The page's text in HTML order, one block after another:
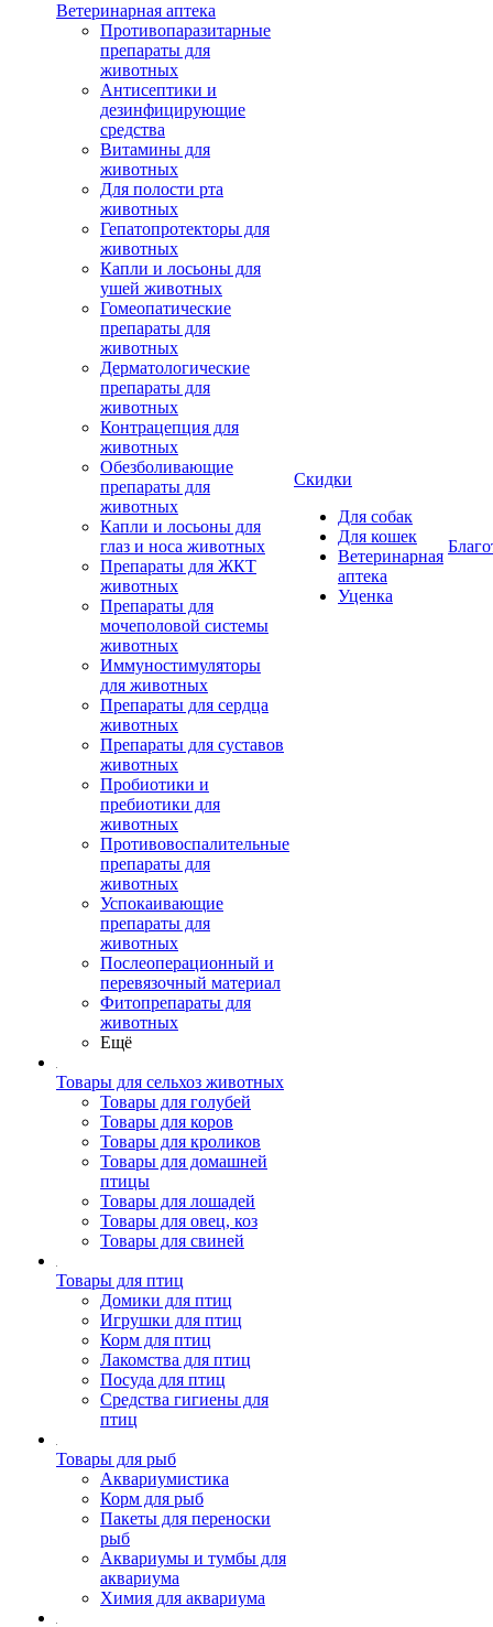
Ветеринарная аптека
Противопаразитарные
препараты для
животных
Антисептики и
дезинфицирующие
средства
Витамины для
животных
Для полости рта
животных
Гепатопротекторы для
животных
Капли и лосьоны для
ушей животных
Гомеопатические
препараты для
животных
Дерматологические
препараты для
животных
Контрацепция для
животных
Обезболивающие
препараты для
животных
Капли и лосьоны для
глаз и носа животных
Препараты для ЖКТ
животных
Препараты для
мочеполовой системы
животных
Иммуностимуляторы
для животных
Препараты для сердца
животных
Препараты для суставов
животных
Пробиотики и
пребиотики для
животных
Противовоспалительные
препараты для
животных
Успокаивающие
препараты для
животных
Послеоперационный и
перевязочный материал
Фитопрепараты для
животных
Ещё
Товары для сельхоз животных
Товары для голубей
Товары для коров
Товары для кроликов
Товары для домашней
птицы
Товары для лошадей
Товары для овец, коз
Товары для свиней
Товары для птиц
Домики для птиц
Игрушки для птиц
Корм для птиц
Лакомства для птиц
Посуда для птиц
Средства гигиены для
птиц
Товары для рыб
Аквариумистика
Корм для рыб
Пакеты для переноски
рыб
Аквариумы и тумбы для
аквариума
Химия для аквариума
Скидки
Для собак
Для кошек
Ветеринарная
аптека
Уценка